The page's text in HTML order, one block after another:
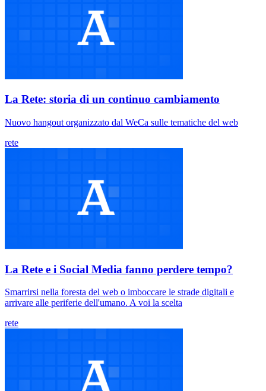
La Rete: storia di un continuo cambiamento
Nuovo hangout organizzato dal WeCa sulle tematiche del web
rete
La Rete e i Social Media fanno perdere tempo?
Smarrirsi nella foresta del web o imboccare le strade digitali e
arrivare alle periferie dell'umano. A voi la scelta
rete